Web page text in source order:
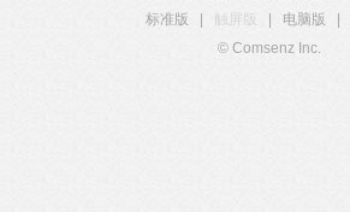
标准版
触屏版 电脑版
© Comsenz Inc.